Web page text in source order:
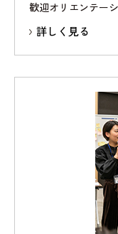
歓迎オリエンテー
詳しく見る